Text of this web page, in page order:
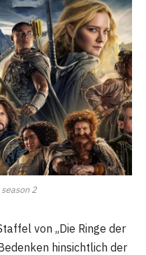
2
von „Die Ringe der
hinsichtlich der